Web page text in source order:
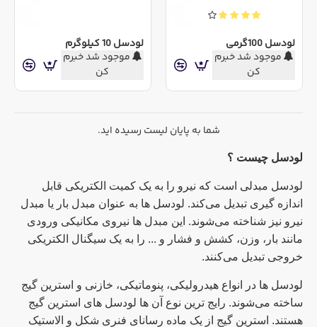
لودسل چیست ؟
لودسل مبدلی است که نیرو را به یک کمیت الکتریکی قابل
اندازه گیری تبدیل می‌کند. لودسل ها به عنوان مبدل بار یا مبدل
نیرو نیز شناخته می‌شوند. این مبدل ها نیروی مکانیکی ورودی
مانند بار، وزن، کشش و فشار و ... را به یک سیگنال الکتریکی
خروجی تبدیل می‌کنند.
لودسل ها در انواع هیدرولیکی، پنوماتیکی، خازنی و استرین گیج
ساخته می‌شوند. رایج ترین نوع آن ها لودسل های استرین گیج
هستند. استرین گیج از یک ماده رسانای فنری شکل و الاستیک
لودسل 100گرمی
موجود شد خبرم
کن
لودسل 10 کیلوگرم
موجود شد خبرم
کن
شما به پایان لیست رسیده اید.